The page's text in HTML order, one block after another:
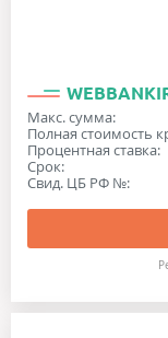
Макс. сумма:
Полная стоимость
Процентная ставка:
Срок:
Свид. ЦБ РФ №: